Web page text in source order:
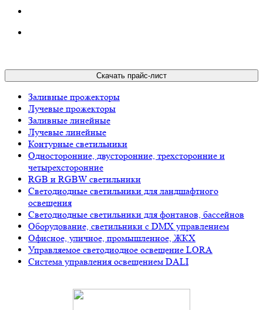
Скачать прайс-лист
Заливные прожекторы
Лучевые прожекторы
Заливные линейные
Лучевые линейные
Контурные светильники
Односторонние, двусторонние, трехсторонние и
четырехсторонние
RGB и RGBW светильники
Светодиодные светильники для ландшафтного
освещения
Светодиодные светильники для фонтанов, бассейнов
Оборудование, светильники с DMX управлением
Офисное, уличное, промышленное, ЖКХ
Управляемое светодиодное освещение LORA
Система управления освещением DALI